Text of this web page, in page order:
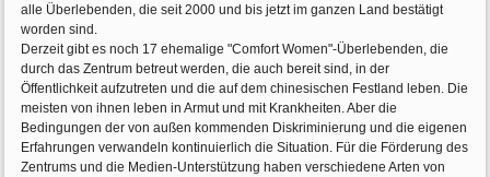
alle Überlebenden, die seit 2000 und bis jetzt im ganzen Land bestätigt
worden sind.
Derzeit gibt es noch 17 ehemalige "Comfort Women"-Überlebenden, die
durch das Zentrum betreut werden, die auch bereit sind, in der
Öffentlichkeit aufzutreten und die auf dem chinesischen Festland leben. Die
meisten von ihnen leben in Armut und mit Krankheiten. Aber die
Bedingungen der von außen kommenden Diskriminierung und die eigenen
Erfahrungen verwandeln kontinuierlich die Situation. Für die Förderung des
Zentrums und die Medien-Unterstützung haben verschiedene Arten von